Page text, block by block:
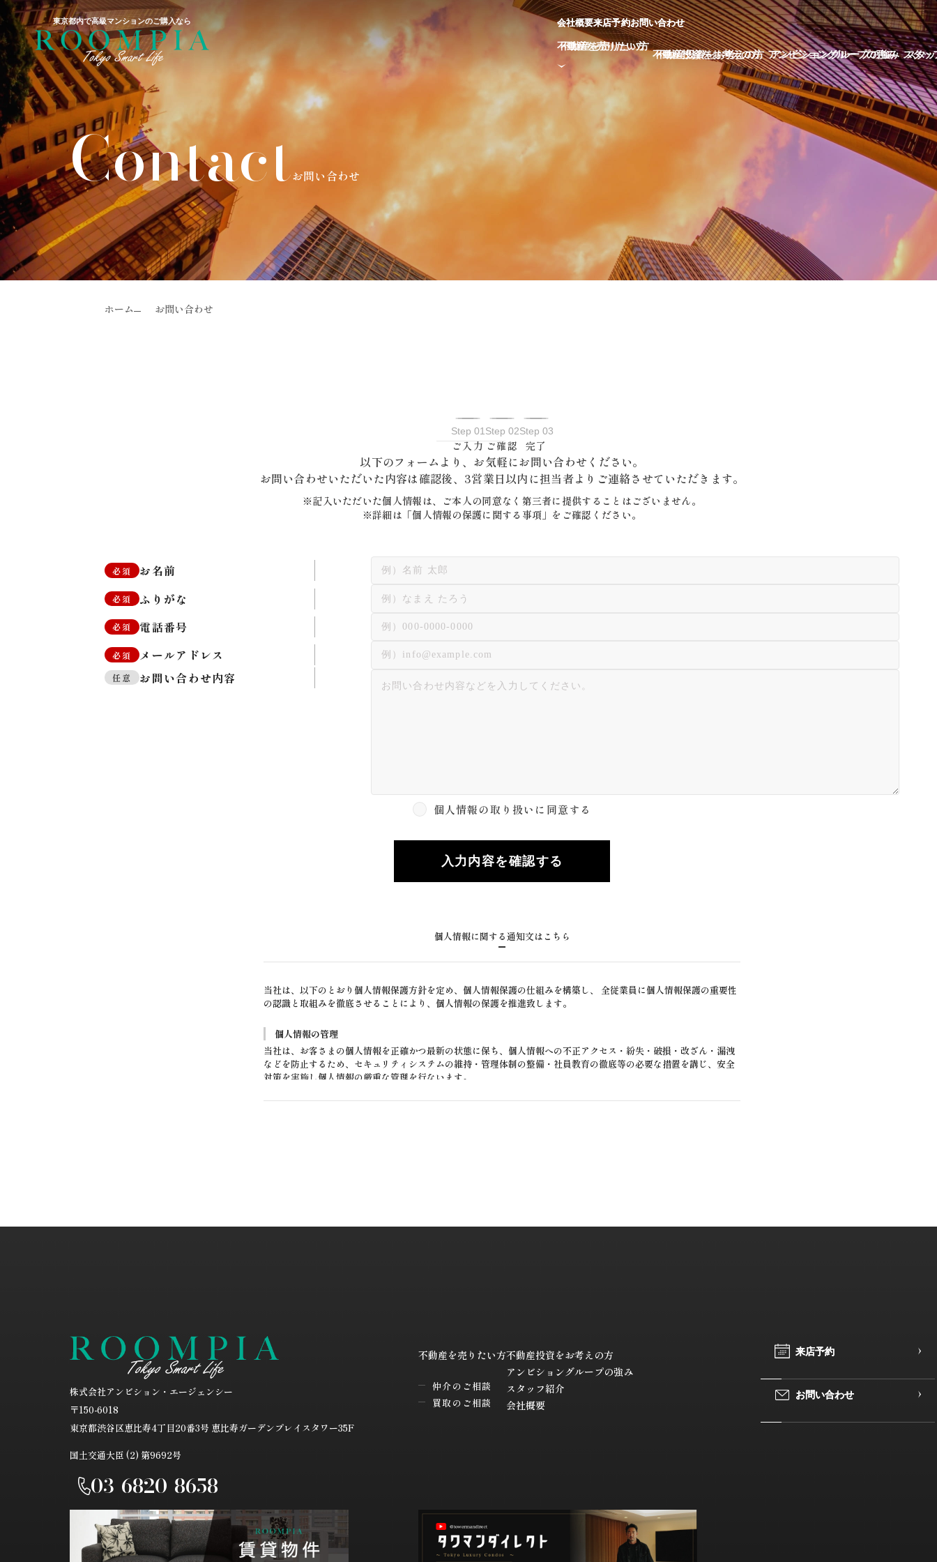
東京都内で高級マンションのご購入なら 会社概要
会社概要来店予約
来店予約お問い合わせ
お問い合わせ
不動産を売りたい方
不動産を売りたい方
不動産投資をお考えの方
不動産投資をお考えの方 アンビショングループの強み
アンビショングループの強み スタッ
スタッ
Contactお問い合わせ
ホーム お問い合わせ
Step 01
ご入力
Step 02
ご確認
Step 03
完了
以下のフォームより、 お気軽にお問い合わせください。
お問い合わせいただいた内容は確認後、 3営業日以内に担当者より ご連絡させていただきます。
※記入いただいた個人情報は、ご本人の同意なく 第三者に提供することはございません。
※詳細は「個人情報の保護に関する事項」を ご確認ください。
必須 お名前
必須 ふりがな
必須 電話番号
必須 メールアドレス
任意 お問い合わせ内容
個人情報の取り扱いに同意する
入力内容を確認する
個人情報に関する通知文はこちら
当社は、以下のとおり個人情報保護方針を定め、個人情報保護の仕組みを構築し、 全従業員に個人情報保護の重要性
の認識と取組みを徹底させることにより、個人情報の保護を推進致します。
個人情報の管理
当社は、お客さまの個人情報を正確かつ最新の状態に保ち、個人情報への不正アクセス・紛失・破損・改ざん・漏洩
などを防止するため、セキュリティシステムの維持・管理体制の整備・社員教育の徹底等の必要な措置を講じ、安全
対策を実施し個人情報の厳重な管理を行ないます。
させていただきます。
当社は、保有する個人情報に関して適用される日本の法令、その他規範を遵守するとともに、本ポリシーの内容を適
株式会社アンビション・エージェンシー
〒150-6018
東京都渋谷区恵比寿4丁目20番3号 恵比寿ガーデンプレイスタワー35F
国土交通大臣 (2) 第9692号
03-6820-8658
不動産を売りたい方
仲介のご相談
買取のご相談
不動産投資をお考えの方
アンビショングループの強み
スタッフ紹介
会社概要
来店予約
来店予約
お問い合わせ
お問い合わせ